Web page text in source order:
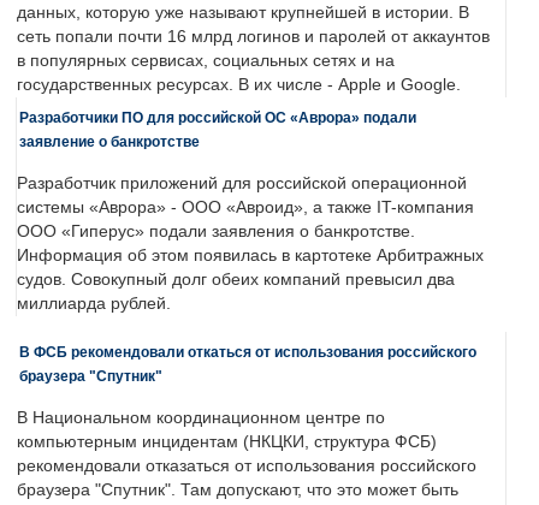
данных, которую уже называют крупнейшей в истории. В
сеть попали почти 16 млрд логинов и паролей от аккаунтов
в популярных сервисах, социальных сетях и на
государственных ресурсах. В их числе - Apple и Google.
Разработчики ПО для российской ОС «Аврора» подали
заявление о банкротстве
Разработчик приложений для российской операционной
системы «Аврора» - ООО «Авроид», а также IT-компания
ООО «Гиперус» подали заявления о банкротстве.
Информация об этом появилась в картотеке Арбитражных
судов. Совокупный долг обеих компаний превысил два
миллиарда рублей.
В ФСБ рекомендовали откаться от использования российского
браузера "Спутник"
В Национальном координационном центре по
компьютерным инцидентам (НКЦКИ, структура ФСБ)
рекомендовали отказаться от использования российского
браузера "Спутник". Там допускают, что это может быть